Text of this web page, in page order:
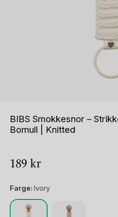
BIBS Smokkesnor –
Bomull | Knitted
189 kr
Farge: Ivory